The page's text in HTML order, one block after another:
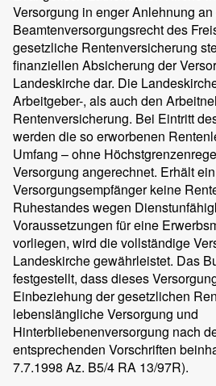
Versorgung in enger Anlehnung
Beamtenversorgungsrecht des
gesetzliche Rentenversicherung
finanziellen Absicherung der
Landeskirche dar. Die
Arbeitgeber-, als auch den
Rentenversicherung. Bei Eintritt
werden die so erworbenen
Umfang – ohne
Versorgung angerechnet. Erhält ein
Versorgungsempfänger keine
Ruhestandes wegen
Voraussetzungen für eine
vorliegen, wird die vollständige
Landeskirche gewährleistet. Das
festgestellt, dass dieses
Einbeziehung der gesetzlichen
lebenslängliche Versorgung und
Hinterbliebenenversorgung nach
entsprechenden Vorschriften
7.7.1998 Az. B5/4 RA 13/97R).